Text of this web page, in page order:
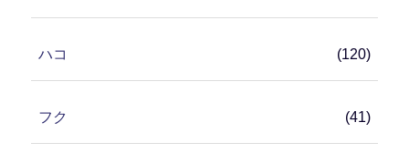
ハコ (120)
フク (41)